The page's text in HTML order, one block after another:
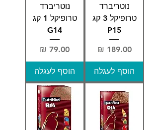
נוטריברד
טרופיקל 3 קג
P15
מחיר‏189.00 ‏₪
הוסף לעגלה
נוטריברד
טרופיקל 1 קג
G14
מחיר
הוסף לעגלה